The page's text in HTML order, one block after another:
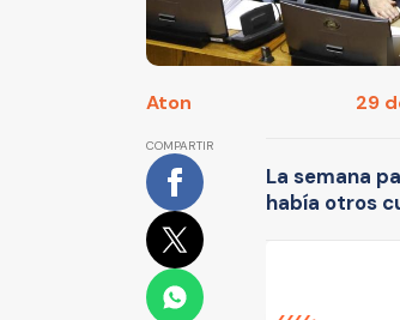
Aton 29
COMPARTIR
La semana
había otros